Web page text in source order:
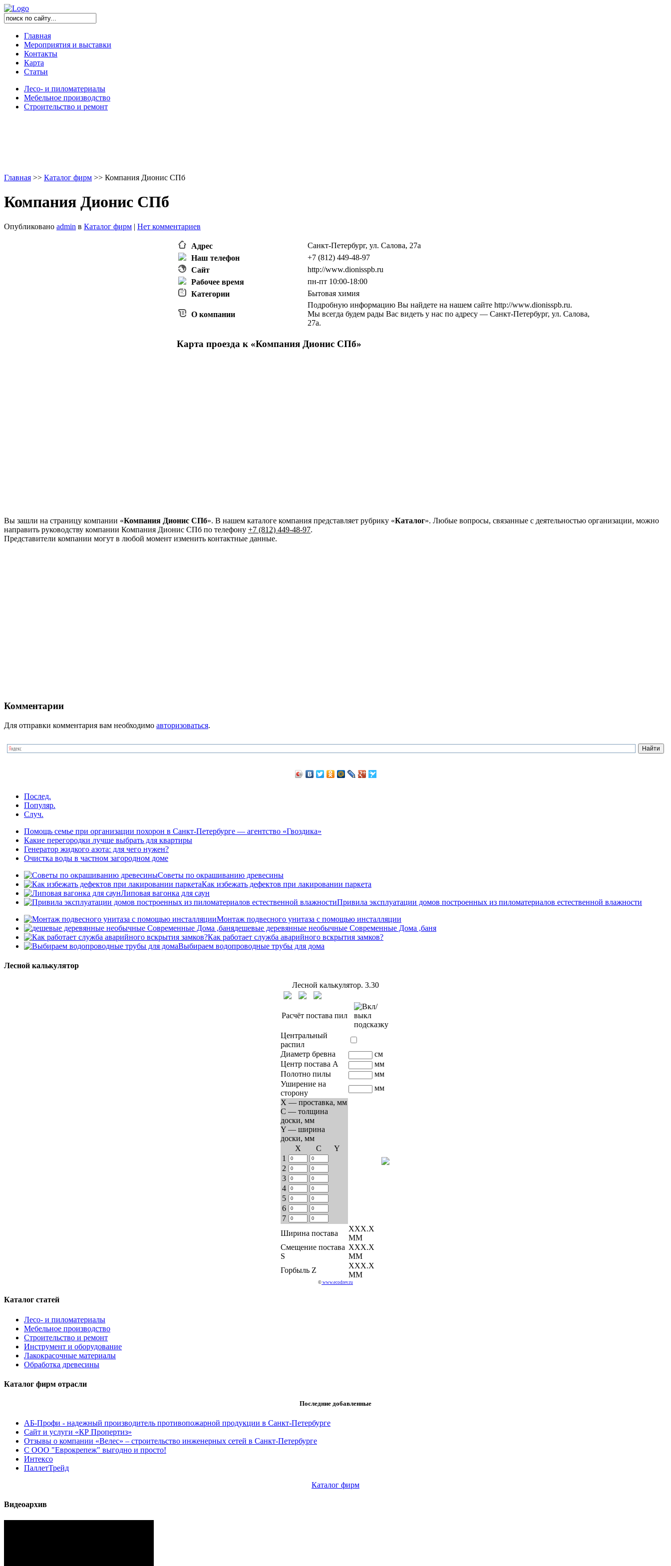
Главная
Мероприятия и выставки
Контакты
Карта
Статьи
Лесо- и пиломатериалы
Мебельное производство
Строительство и ремонт
Главная >> Каталог фирм >> Компания Дионис СПб
Компания Дионис СПб
Опубликовано admin в Каталог фирм | Нет комментариев
Адрес
Санкт-Петербург, ул. Салова, 27а
Наш телефон
+7 (812) 449-48-97
Сайт
http://www.dionisspb.ru
Рабочее время
пн-пт 10:00-18:00
Категории
Бытовая химия
О компании
Подробную информацию Вы найдете на нашем сайте http://www.dionisspb.ru.
Мы всегда будем рады Вас видеть у нас по адресу — Санкт-Петербург, ул. Салова,
27а.
Карта проезда к «Компания Дионис СПб»
Вы зашли на страницу компании «Компания Дионис СПб». В нашем каталоге компания представляет рубрику «Каталог». Любые вопросы, связанные с деятельностью организации, можно
направить руководству компании Компания Дионис СПб по телефону +7 (812) 449-48-97.
Представители компании могут в любой момент изменить контактные данные.
Комментарии
Для отправки комментария вам необходимо авторизоваться.
Послед.
Популяр.
Случ.
Помощь семье при организации похорон в Санкт-Петербурге — агентство «Гвоздика»
Какие перегородки лучше выбрать для квартиры
Генератор жидкого азота: для чего нужен?
Очистка воды в частном загородном доме
Советы по окрашиванию древесины
Как избежать дефектов при лакировании паркета
Липовая вагонка для саун
Привила эксплуатации домов построенных из пиломатериалов естественной влажности
Монтаж подвесного унитаза с помощью инсталляции
дешевые деревянные необычные Современные Дома ,баня
Как работает служба аварийного вскрытия замков?
Выбираем водопроводные трубы для дома
Лесной калькулятор
Лесной калькулятор. 3.30
Расчёт постава пил
Центральный
распил
Диаметр бревна
см
Центр постава A
мм
Полотно пилы
мм
Уширение на
сторону
мм
X — проставка, мм
C — толщина
доски, мм
Y — ширина
доски, мм
Х
C
Y
1
2
3
4
5
6
7
Ширина постава
ХХХ.Х
ММ
Смещение постава
S
ХХХ.Х
ММ
Горбыль Z
ХХХ.Х
ММ
© www.ecodrev.ru
Каталог статей
Лесо- и пиломатериалы
Мебельное производство
Строительство и ремонт
Инструмент и оборудование
Лакокрасочные материалы
Обработка древесины
Каталог фирм отрасли
Последние добавленные
АБ-Профи - надежный производитель противопожарной продукции в Санкт-Петербурге
Сайт и услуги «КР Пропертиз»
Отзывы о компании «Велес» – строительство инженерных сетей в Санкт-Петербурге
С ООО "Еврокрепеж" выгодно и просто!
Интексо
ПаллетТрейд
Каталог фирм
Видеоархив